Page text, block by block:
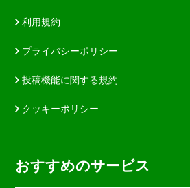
利用規約
プライバシーポリシー
投稿機能に関する規約
クッキーポリシー
おすすめのサービス